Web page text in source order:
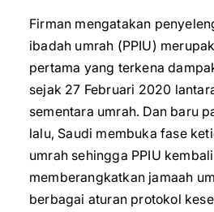
Firman mengatakan
ibadah umrah (PPIU)
pertama yang terkena
sejak 27 Februari 2020
sementara umrah. Dan baru
lalu, Saudi membuka fase
umrah sehingga PPIU
memberangkatkan jamaah
berbagai aturan protokol